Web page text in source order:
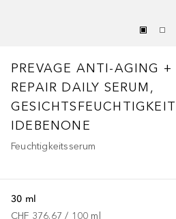
PREVAGE ANTI-AGING +
REPAIR DAILY SERUM,
IDEBENONE
Feuchtigkeitsserum
30 ml
CHF 376.67 / 100 ml